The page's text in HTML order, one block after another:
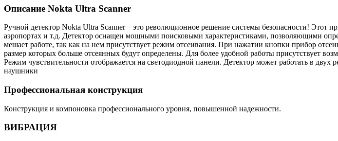
Описание Nokta Ultra Scanner
Ручной детектор Nokta Ultra Scanner – это революционное решение системы безопасности!
аэропортах и т.д. Детектор оснащен мощными поисковыми характеристиками, позволяющими
мешает работе, так как на нем присутствует режим отсеивания. При нажатии кнопки прибор
размер которых больше отсеянных будут определены. Для более удобной работы присутствует
Режим чувствительности отображается на светодиодной панели. Детектор может работать в
наушники
Профессиональная конструкция
Конструкция и компоновка профессионального уровня, повышенной надежности.
ВИБРАЦИЯ